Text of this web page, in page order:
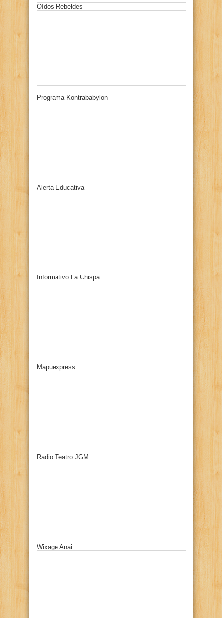
Oídos Rebeldes
Programa Kontrababylon
Alerta Educativa
Informativo La Chispa
Mapuexpress
Radio Teatro JGM
Wixage Anai